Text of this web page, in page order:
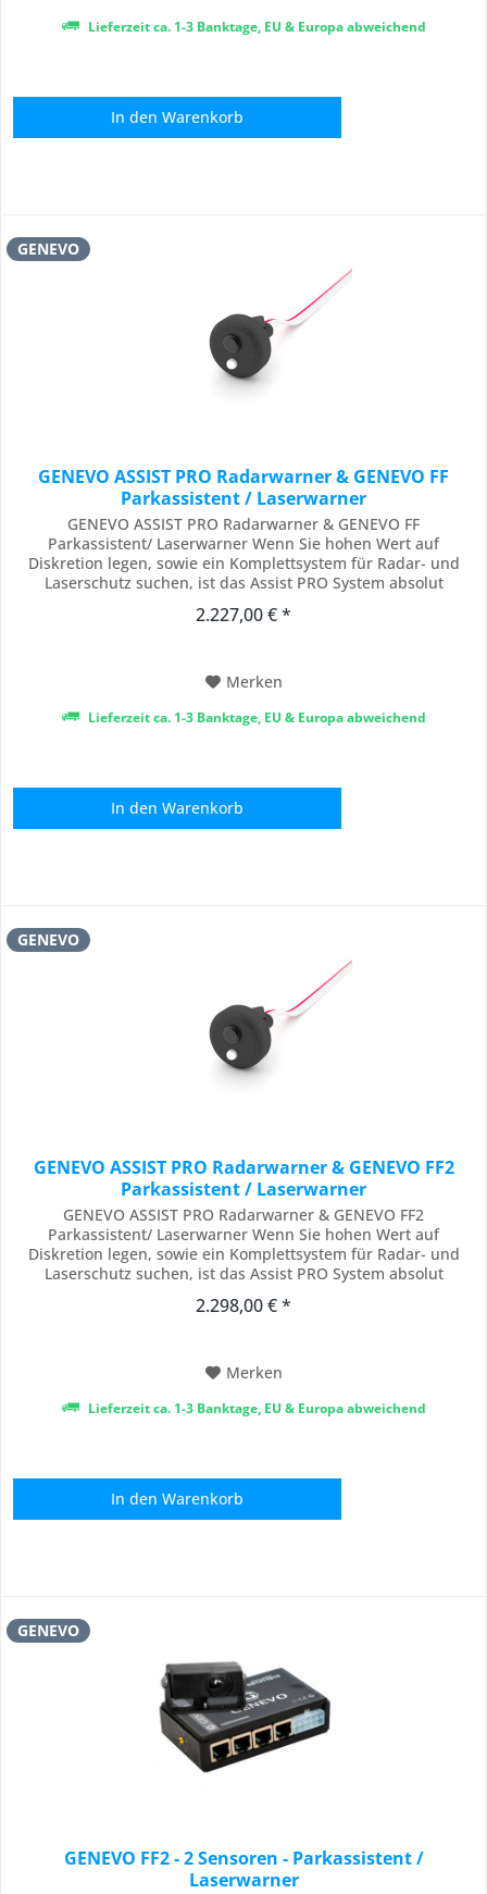
Lieferzeit ca. 1-3 Banktage, EU & Europa abweichend
In den Warenkorb
GENEVO
GENEVO ASSIST PRO Radarwarner & GENEVO FF
Parkassistent / Laserwarner
GENEVO ASSIST PRO Radarwarner & GENEVO FF
Parkassistent/ Laserwarner Wenn Sie hohen Wert auf
Diskretion legen, sowie ein Komplettsystem für Radar- und
Laserschutz suchen, ist das Assist PRO System absolut
und Bedienung selbst erfolgt durch ein einfaches "One
2.227,00 € *
Merken
Lieferzeit ca. 1-3 Banktage, EU & Europa abweichend
In den Warenkorb
GENEVO
GENEVO ASSIST PRO Radarwarner & GENEVO FF2
Parkassistent / Laserwarner
GENEVO ASSIST PRO Radarwarner & GENEVO FF2
Parkassistent/ Laserwarner Wenn Sie hohen Wert auf
Diskretion legen, sowie ein Komplettsystem für Radar- und
Laserschutz suchen, ist das Assist PRO System absolut
und Bedienung selbst erfolgt durch ein einfaches "One
2.298,00 € *
Merken
Lieferzeit ca. 1-3 Banktage, EU & Europa abweichend
In den Warenkorb
GENEVO
GENEVO FF2 - 2 Sensoren - Parkassistent /
Laserwarner